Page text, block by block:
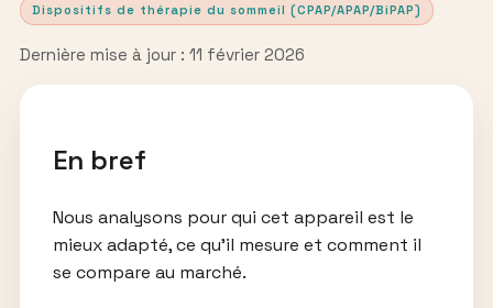
Dispositifs de thérapie du sommeil (CPAP/APAP/BiPAP)
Dernière mise à jour : 11 février 2026
En bref
Nous analysons pour qui cet appareil est le
mieux adapté, ce qu’il mesure et comment il
se compare au marché.